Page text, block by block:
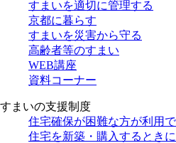
すまいを適切に管理する
京都に暮らす
すまいを災害から守る
高齢者等のすまい
WEB講座
資料コーナー
すまいの支援制度
住宅確保が困難な方が利用
住宅を新築・購入するとき